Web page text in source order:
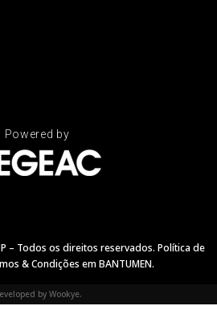
Powered by
– Todos os direitos reservados. Política de
& Condições em BANTUMEN.
by Wookye.